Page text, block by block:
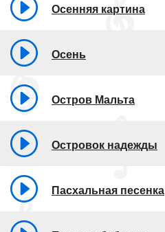
Осенняя картина
Осень
Остров Мальта
Островок надежды
Пасхальная песенка